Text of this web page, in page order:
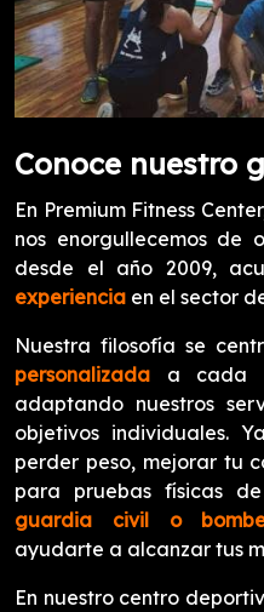
Conoce nuestro
En Premium Fitness
nos enorgullecemos de
desde el año 2009,
experiencia en el sector
Nuestra filosofía se
personalizada a cada
adaptando nuestros
objetivos individuales.
perder peso, mejorar tu
para pruebas físicas de
guardia civil o
ayudarte a alcanzar tus
En nuestro centro